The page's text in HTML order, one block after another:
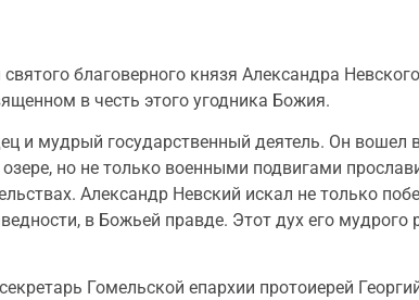
благоверного князя Александра
в честь этого угодника Божия.
и мудрый государственный деятель. Он
но не только военными подвигами
Александр Невский искал не только
в Божьей правде. Этот дух его мудрого
Гомельской епархии протоиерей